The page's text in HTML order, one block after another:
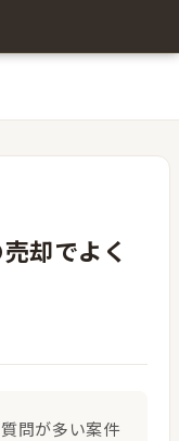
却でよく
問が多い案件